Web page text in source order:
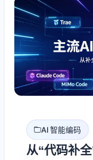
AI 智能编码
从“代码补